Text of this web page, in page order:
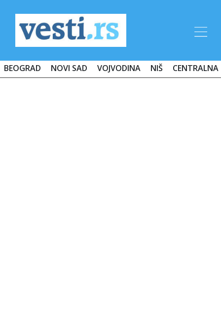
BEOGRAD NOVI SAD VOJVODINA NIŠ CENTRALNA